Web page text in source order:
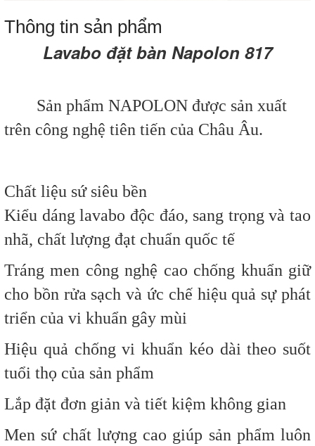
Thông tin sản phẩm
Lavabo đặt bàn Napolon 817
Sản phẩm NAPOLON được sản xuất
trên công nghệ tiên tiến của Châu Âu.
Chất liệu sứ siêu bền
Kiểu dáng lavabo độc đáo, sang trọng và tao
nhã, chất lượng đạt chuẩn quốc tế
Tráng men công nghệ cao chống khuẩn giữ
cho bồn rửa sạch và ức chế hiệu quả sự phát
triển của vi khuẩn gây mùi
Hiệu quả chống vi khuẩn kéo dài theo suốt
tuổi thọ của sản phẩm
Lắp đặt đơn giản và tiết kiệm không gian
Men sứ chất lượng cao giúp sản phẩm luôn